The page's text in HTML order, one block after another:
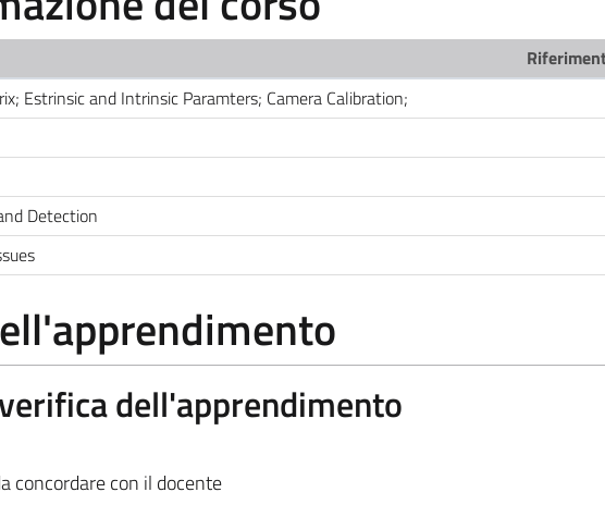
Estrinsic and Intrinsic Paramters; Camera Calibration;
Detection
dell'apprendimento
concordare con il docente